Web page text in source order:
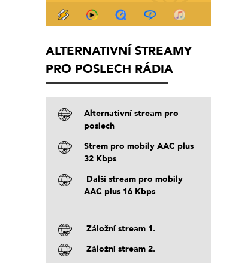
ALTERNATIVNÍ STREAMY
PRO POSLECH RÁDIA
Alternativní stream pro
poslech
Strem pro mobily AAC plus
32 Kbps
Další stream pro mobily
AAC plus 16 Kbps
Záložní stream 1.
Záložní stream 2.